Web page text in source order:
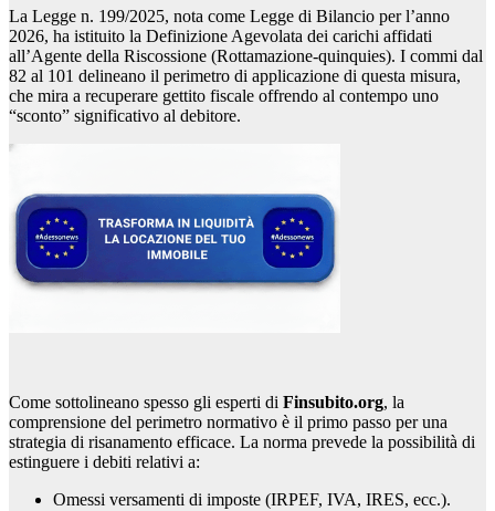
La Legge n. 199/2025, nota come Legge di Bilancio per l’anno
2026, ha istituito la Definizione Agevolata dei carichi affidati
all’Agente della Riscossione (Rottamazione-quinquies). I commi dal
82 al 101 delineano il perimetro di applicazione di questa misura,
che mira a recuperare gettito fiscale offrendo al contempo uno
“sconto” significativo al debitore.
Come sottolineano spesso gli esperti di Finsubito.org, la
comprensione del perimetro normativo è il primo passo per una
strategia di risanamento efficace. La norma prevede la possibilità di
estinguere i debiti relativi a:
Omessi versamenti di imposte (IRPEF, IVA, IRES, ecc.).